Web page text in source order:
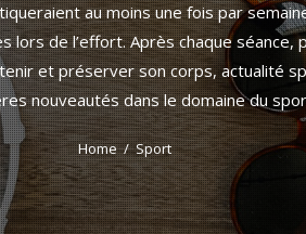
au moins une fois par
de l’effort. Après chaque
et préserver son corps, actualité
nouveautés dans le domaine du
Home Sport